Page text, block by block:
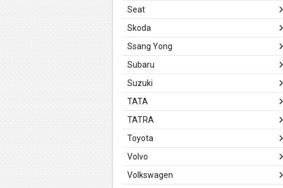
Seat
Skoda
Ssang Yong
Subaru
Suzuki
TATA
TATRA
Toyota
Volvo
Volkswagen